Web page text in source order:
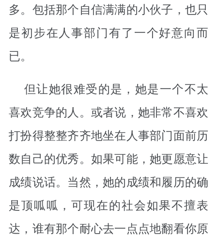
多。包括那个自信满满的小伙子，也只
是初步在人事部门有了一个好意向而
已。
但让她很难受的是，她是一个不太
喜欢竞争的人。或者说，她非常不喜欢
打扮得整整齐齐地坐在人事部门面前历
数自己的优秀。如果可能，她更愿意让
成绩说话。当然，她的成绩和履历的确
是顶呱呱，可现在的社会如果不擅表
达，谁有那个耐心去一点点地翻看你原